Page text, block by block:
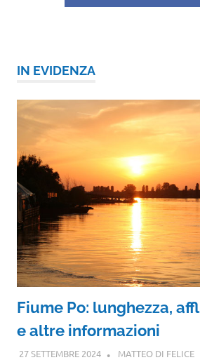
IN EVIDENZA
Fiume Po: lunghezza,
e altre informazioni
27 SETTEMBRE 2024 MATTEO DI FELICE